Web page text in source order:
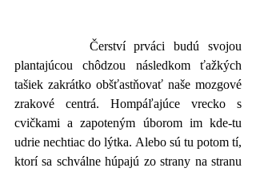
plantajúcou chôdzou následkom ťažkých
tašiek zakrátko obšťastňovať naše mozgové
zrakové centrá. Hompáľajúce vrecko s
cvičkami a zapoteným úborom im kde-tu
udrie nechtiac do lýtka. Alebo sú tu potom tí,
ktorí sa schválne húpajú zo strany na stranu